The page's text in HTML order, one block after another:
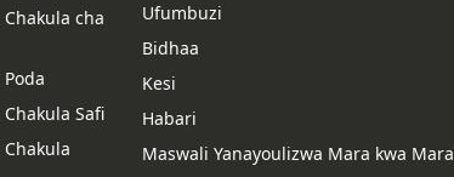
cha
Safi
Ufumbuzi
Bidhaa
Kesi
Habari
Maswali Yanayoulizwa Mara kwa Mara